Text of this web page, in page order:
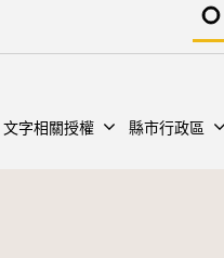
文字相關授權 縣市行政區